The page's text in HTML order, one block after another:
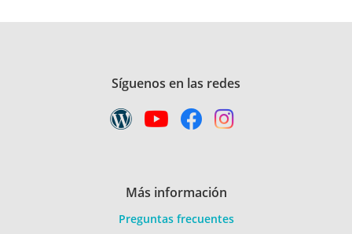
Síguenos en las redes
Más información
Preguntas frecuentes